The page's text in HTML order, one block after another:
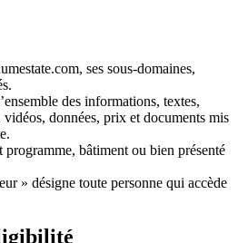
ses sous-domaines,
des informations, textes,
vidéos, données, prix et documents mis
programme, bâtiment ou bien présenté
» désigne toute personne qui accède